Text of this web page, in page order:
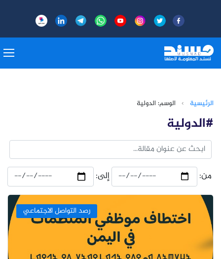
الرئيسية › الوسم: الدولية
#الدولية
من: إلى:
رصد التواصل الاجتماعي